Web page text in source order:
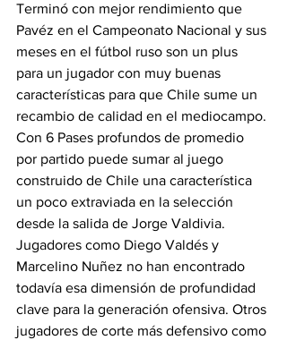
Terminó con mejor rendimiento que
Pavéz en el Campeonato Nacional y sus
meses en el fútbol ruso son un plus
para un jugador con muy buenas
características para que Chile sume un
recambio de calidad en el mediocampo.
Con 6 Pases profundos de promedio
por partido puede sumar al juego
construido de Chile una característica
un poco extraviada en la selección
desde la salida de Jorge Valdivia.
Jugadores como Diego Valdés y
Marcelino Nuñez no han encontrado
todavía esa dimensión de profundidad
clave para la generación ofensiva. Otros
jugadores de corte más defensivo como